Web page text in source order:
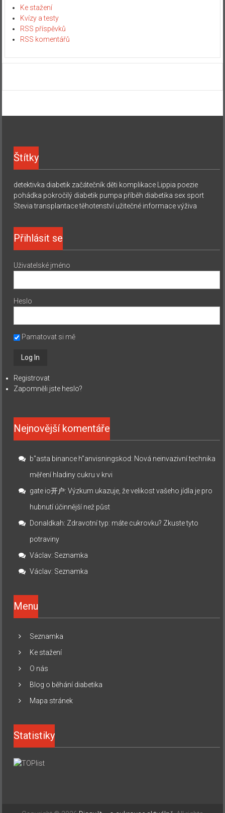
Ke stažení
Kvízy a testy
RSS příspěvků
RSS komentářů
Štítky
detektivka diabetik začátečník děti komplikace Lippia poezie
pohádka pokročilý diabetik pumpa příběh diabetika sex sport
Stevia transplantace těhotenství užitečné informace výživa
Přihlásit se
Uživatelské jméno
Heslo
Pamatovat si mě
Registrovat
Zapomněli jste heslo?
Nejnovější komentáře
b"asta binance h"anvisningskod: Nová neinvazivní technika
měření hladiny cukru v krvi
gate io开户:Výzkum ukazuje, že velikost vašeho jídla je pro
hubnutí účinnější než půst
Donaldkah: Zdravotní typ: máte cukrovku? Zkuste tyto
potraviny
Václav: Seznamka
Václav: Seznamka
Menu
Seznamka
Ke stažení
O nás
Blog o běhání diabetika
Mapa stránek
Statistiky